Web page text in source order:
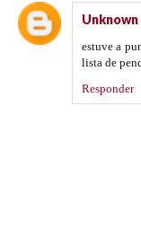
Unknown
estuve a
lista de
Responder